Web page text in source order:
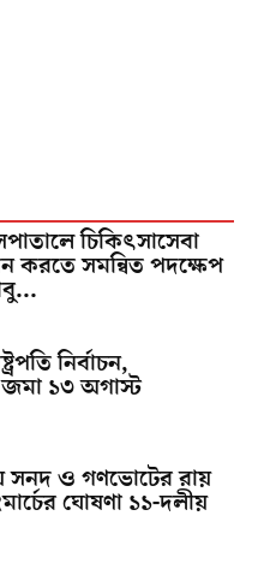
চিকিৎসাসেবা
করতে সমন্বিত পদক্ষেপ
নির্বাচন,
১৩ অগাস্ট
সনদ ও গণভোটের রায়
ঘোষণা ১১-দলীয়